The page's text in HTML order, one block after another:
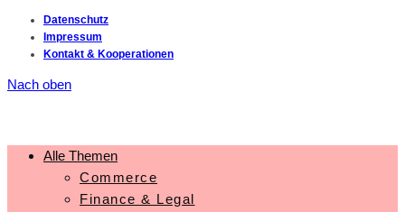
Datenschutz
Impressum
Kontakt & Kooperationen
Nach oben
Alle Themen
Commerce
Finance & Legal